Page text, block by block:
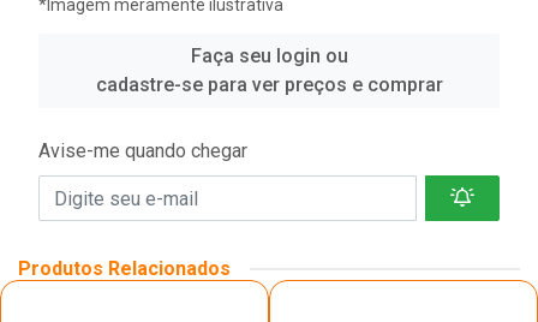
*Imagem meramente ilustrativa
Faça seu login ou
cadastre-se para ver preços e comprar
Avise-me quando chegar
Produtos Relacionados